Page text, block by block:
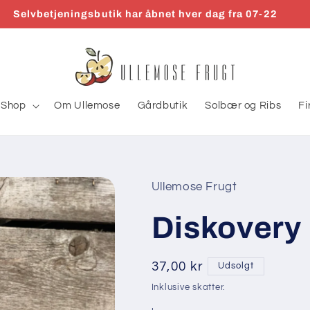
Selvbetjeningsbutik har åbnet hver dag fra 07-22
Shop Om Ullemose Gårdbutik Solbær og Ribs
Ullemose Frugt
Diskovery
Normalpris
37,00 kr Udsolgt
Inklusive skatter.